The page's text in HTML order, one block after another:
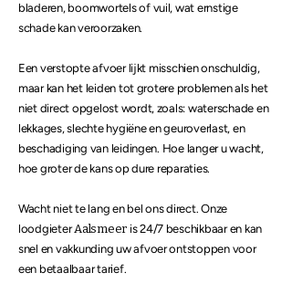
bladeren, boomwortels of vuil, wat ernstige
schade kan veroorzaken.
Een verstopte afvoer lijkt misschien onschuldig,
maar kan het leiden tot grotere problemen als het
niet direct opgelost wordt, zoals: waterschade en
lekkages, slechte hygiëne en geuroverlast, en
beschadiging van leidingen. Hoe langer u wacht,
hoe groter de kans op dure reparaties.
Wacht niet te lang en bel ons direct. Onze
loodgieterAalsmeer is 24/7 beschikbaar en kan
snel en vakkunding uwafvoer ontstoppenvoor
een betaalbaar tarief.